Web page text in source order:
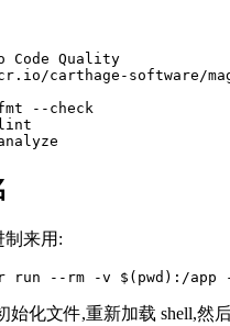
Code Quality
carthage-software/
--check
lint
制来用:
run --rm -v $(pwd):/app
始化文件,重新加载 shell,然